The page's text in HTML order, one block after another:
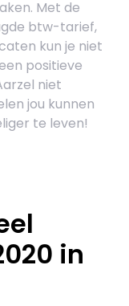
Met de
btw-tarief,
kun je niet
positieve
niet
jou kunnen
te leven!
in